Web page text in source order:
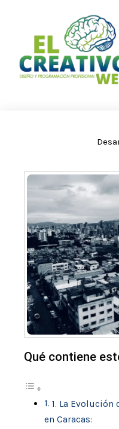
contenido
Qué contiene
1. La Evolución
en Caracas: